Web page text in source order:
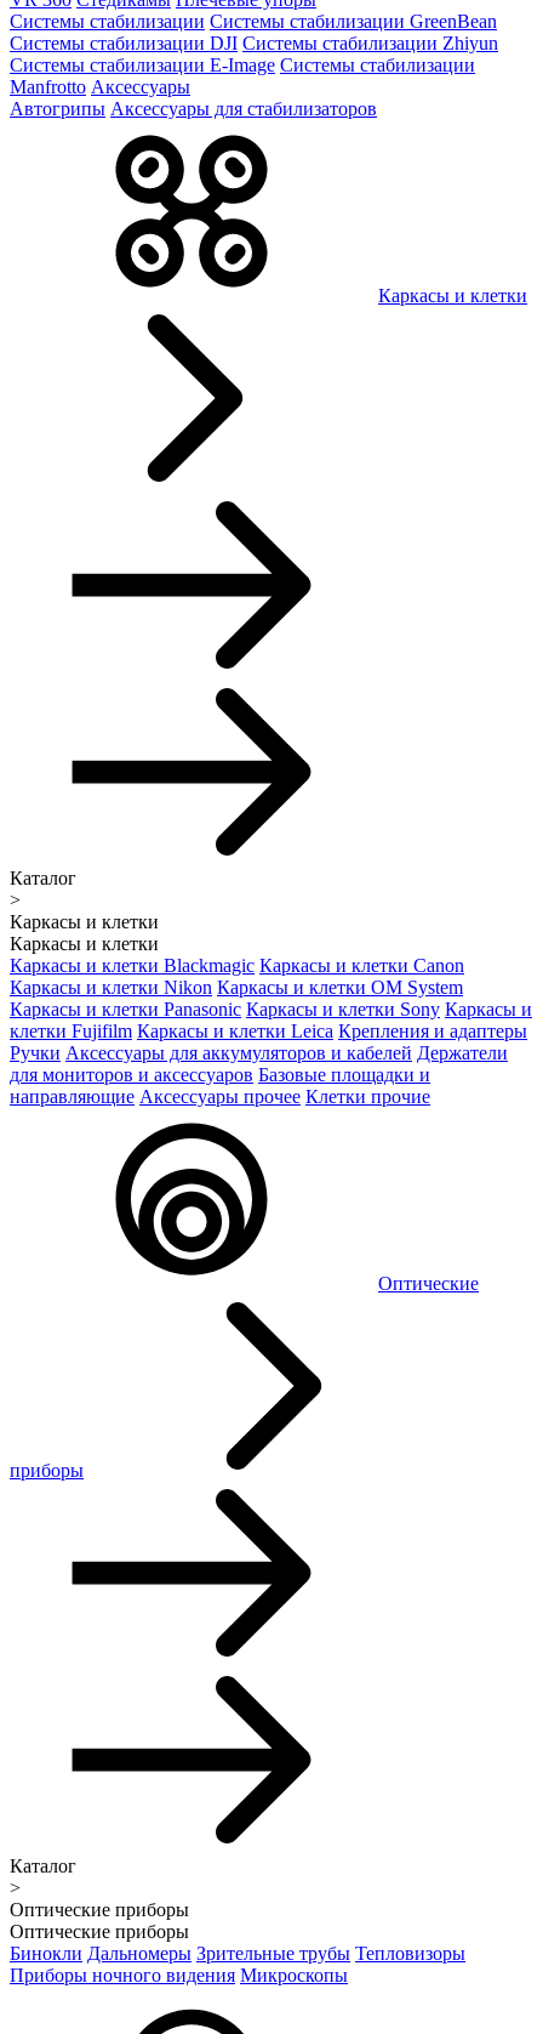
Системы стабилизации Системы стабилизации GreenBean
Системы стабилизации DJI Системы стабилизации Zhiyun
Системы стабилизации E-Image Системы стабилизации
Manfrotto Аксессуары
Автогрипы Аксессуары для стабилизаторов
Каркасы и клетки
Каталог
>
Каркасы и клетки
Каркасы и клетки
Каркасы и клетки Blackmagic Каркасы и клетки Canon
Каркасы и клетки Nikon Каркасы и клетки OM System
Каркасы и клетки Panasonic Каркасы и клетки Sony Каркасы и
клетки Fujifilm Каркасы и клетки Leica Крепления и адаптеры
Ручки Аксессуары для аккумуляторов и кабелей Держатели
для мониторов и аксессуаров Базовые площадки и
направляющие Аксессуары прочее Клетки прочие
Оптические
приборы
Каталог
>
Оптические приборы
Оптические приборы
Бинокли Дальномеры Зрительные трубы Тепловизоры
Приборы ночного видения Микроскопы